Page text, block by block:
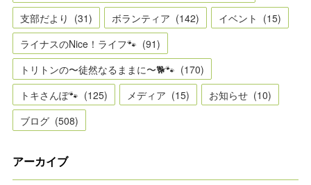
支部だより (31) ボランティア (142) イベント (15)
ライナスのNice！ライフ🐾 (91)
トリトンの〜徒然なるままに〜🐕🐾 (170)
トキさんぽ🐾 (125) メディア (15) お知らせ (10)
ブログ (508)
アーカイブ